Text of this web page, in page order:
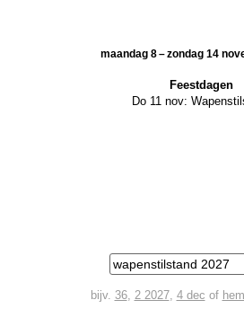
maandag 8 – zondag 14
Feestdagen
Do 11 nov:
bijv. 36, 2 2027, 4 dec of